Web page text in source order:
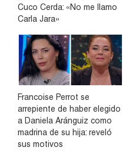
Cuco Cerda: «No me llamo
Carla Jara»
Francoise Perrot se
arrepiente de haber elegido
a Daniela Aránguiz como
madrina de su hija: reveló
sus motivos